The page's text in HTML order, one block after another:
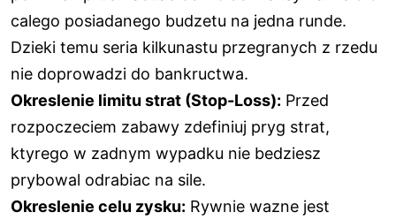
calego posiadanego budzetu na jedna runde.
Dzieki temu seria kilkunastu przegranych z rzedu
nie doprowadzi do bankructwa.
Okreslenie limitu strat (Stop-Loss): Przed
rozpoczeciem zabawy zdefiniuj prуg strat,
ktуrego w zadnym wypadku nie bedziesz
prуbowal odrabiac na sile.
Okreslenie celu zysku: Rуwnie wazne jest